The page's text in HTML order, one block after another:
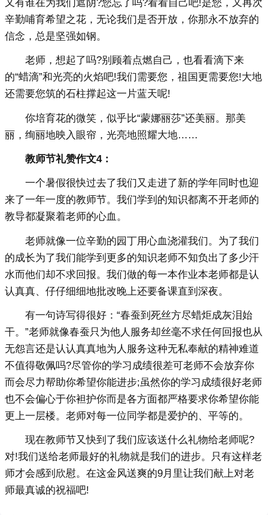
又有谁在为我们遮阴?您忘了吗?看看自己吧!是您，又再次
辛勤哺育希望之花，无论我们是否开放，你那永不放弃的
信念，总是坚强如钢。
老师，想起了吗?别顾着点燃自己，也看看滴下来
的“蜡滴”和光亮的火焰吧!我们需要您，祖国更需要您!大地
还需要您筑的石柱撑起这一片蓝天呢!
你培育花的微笑，似乎比“蒙娜丽莎”还美丽。那美
丽，绚丽地映入眼帘，光亮地照耀大地……
教师节礼赞作文4：
一个暑假很快过去了我们又走进了新的学年同时也迎
来了一年一度的教师节。我们学到的知识都离不开老师的
教导都凝聚着老师的心血。
老师就像一位辛勤的园丁用心血浇灌我们。为了我们
的成长为了我们能学到更多的知识老师不知负出了多少汗
水而他们却不求回报。我们做的每一本作业本老师都是认
认真真、仔仔细细地批改晚上还要备课直到深夜。
有一句诗写得很好：“春蚕到死丝方尽蜡炬成灰泪始
干。”老师就像春蚕只为他人服务却丝毫不求任何回报也从
无怨言还是认认真真地为人服务这种无私奉献的精神难道
不值得敬佩吗?尽管你的学习成绩很差可老师不会放弃你
而会尽力帮助你希望你能进步;虽然你的学习成绩很好老师
也不会偏心于你袒护你而是各方面都严格要求你希望你能
更上一层楼。老师对每一位同学都是爱护的、平等的。
现在教师节又快到了我们应该送什么礼物给老师呢?
对!我们送给老师最好的礼物就是我们的进步。只有这样老
师才会感到欣慰。在这金风送爽的9月里让我们献上对老
师最真诚的祝福吧!